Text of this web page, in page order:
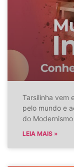
Tarsilinha vem
pelo mundo e
do
LEIA MAIS »